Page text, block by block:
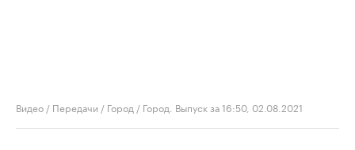
Видео / Передачи / Город / Город. Выпуск за 16:50, 02.08.2021